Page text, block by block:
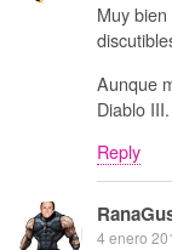
Muy
Aunque
Diablo III.
Reply
4 enero